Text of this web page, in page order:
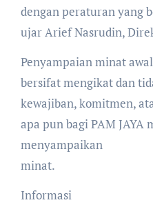
dengan peraturan yang
ujar Arief Nasrudin,
Penyampaian minat
bersifat mengikat dan
kewajiban, komitmen,
apa pun bagi PAM JAYA
menyampaikan
minat.
Informasi